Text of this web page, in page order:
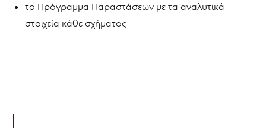
το Πρόγραμμα Παραστάσεων με τα αναλυτικά
στοιχεία κάθε σχήματος